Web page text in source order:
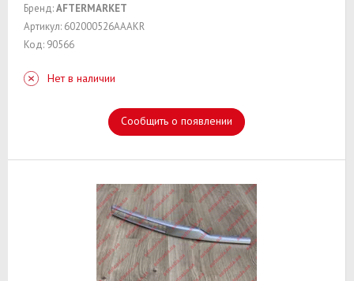
Бренд:AFTERMARKET
Артикул: 602000526AAAKR
Код: 90566
Нет в наличии
Сообщить о появлении